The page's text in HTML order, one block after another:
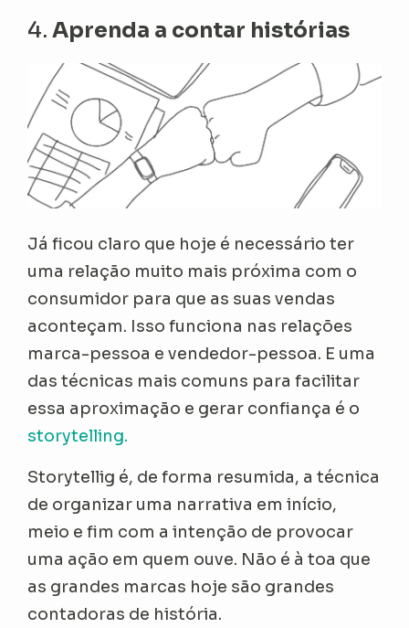
4.Aprenda a contar histórias
Já ficou claro que hoje é necessário ter
uma relação muito mais próxima com o
consumidor para que as suas vendas
aconteçam. Isso funciona nas relações
marca-pessoa e vendedor-pessoa. E uma
das técnicas mais comuns para facilitar
essa aproximação e gerar confiança é o
storytelling.
Storytellig é, de forma resumida, a técnica
de organizar uma narrativa em início,
meio e fim com a intenção de provocar
uma ação em quem ouve. Não é à toa que
as grandes marcas hoje são grandes
contadoras de história.